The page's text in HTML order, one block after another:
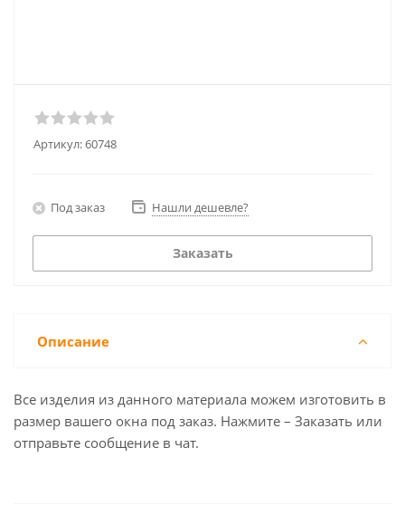
Артикул:60748
Под заказ Нашли дешевле?
Заказать
Описание
Все изделия из данного материала можем изготовить в
размер вашего окна под заказ. Нажмите – Заказать или
отправьте сообщение в чат.